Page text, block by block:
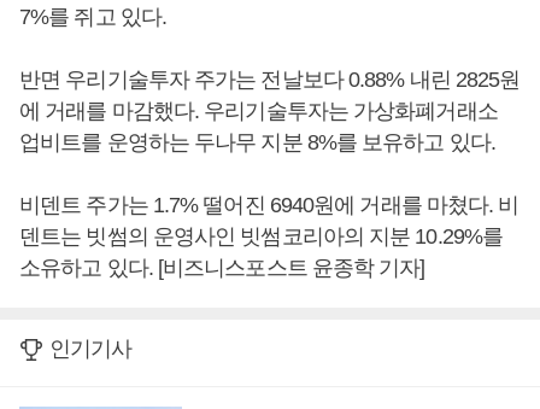
7%를 쥐고 있다.
반면 우리기술투자 주가는 전날보다 0.88% 내린 2825원
에 거래를 마감했다. 우리기술투자는 가상화폐거래소
업비트를 운영하는 두나무 지분 8%를 보유하고 있다.
비덴트 주가는 1.7% 떨어진 6940원에 거래를 마쳤다. 비
덴트는 빗썸의 운영사인 빗썸코리아의 지분 10.29%를
소유하고 있다. [비즈니스포스트 윤종학 기자]
인기기사